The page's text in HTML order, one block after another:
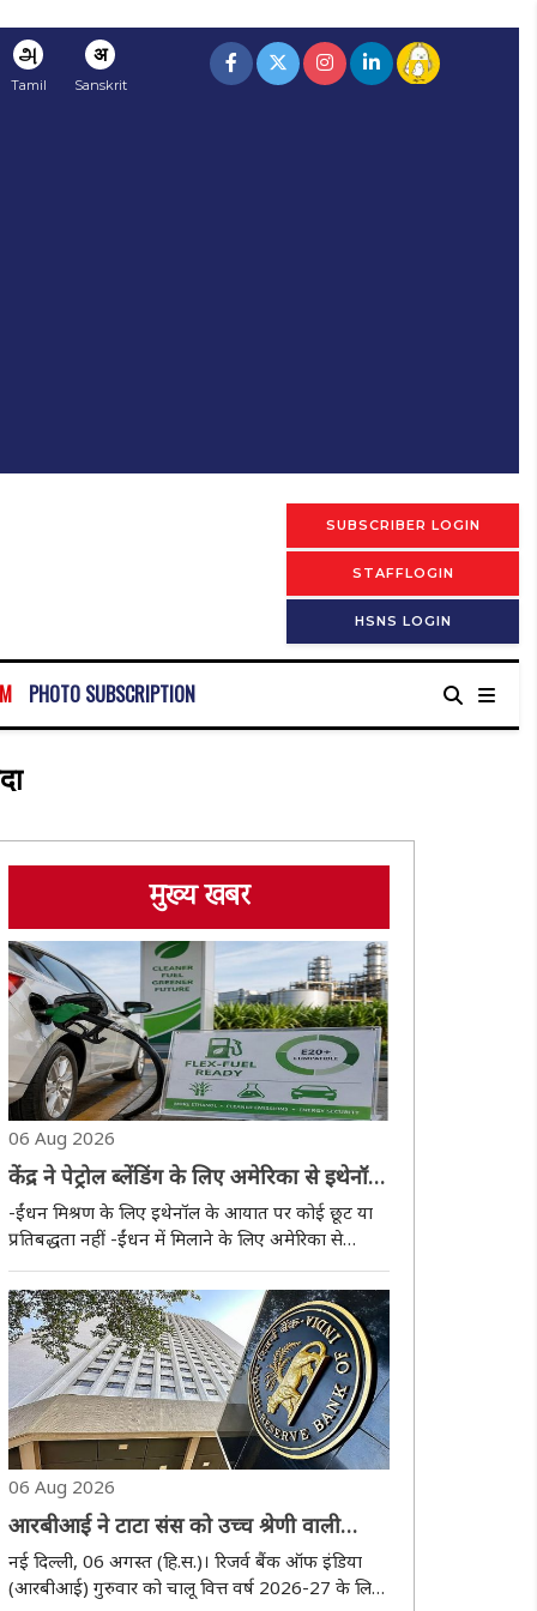
அ
Tamil
अ
Sanskrit
SUBSCRIBER LOGIN
STAFFLOGIN
HSNS LOGIN
PHOTO SUBSCRIPTION
मुख्य खबर
06 Aug 2026
केंद्र ने पेट्रोल ब्लेंडिंग के लिए अमेरिका से इथेनॉल
आयात के दावों को किया खारिज
-ईंधन मिश्रण के लिए इथेनॉल के आयात पर कोई छूट या
प्रतिबद्धता नहीं -ईंधन में मिलाने के लिए अमेरिका से
इथेनॉल का कोई आयात नहीं: सरकार नई दिल्ली, 06
अगस्त (हि.स.)। केंद्र सरकार ने गुरुवार को एक स्पष्टीकरण
जारी करते हुए कहा कि अमेरिका से फ्यूल ब्ले..
06 Aug 2026
आरबीआई ने टाटा संस को उच्च श्रेणी वाली
एनबीएफसी की सूची में रखा बरकरार
नई दिल्ली, 06 अगस्त (हि.स.)। रिजर्व बैंक ऑफ इंडिया
(आरबीआई) गुरुवार को चालू वित्त वर्ष 2026-27 के लिए